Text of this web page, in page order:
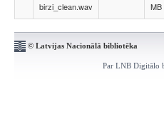
birzi_clean.wav
MB
© Latvijas Nacionālā bibliotēka
Par LNB Digitālo